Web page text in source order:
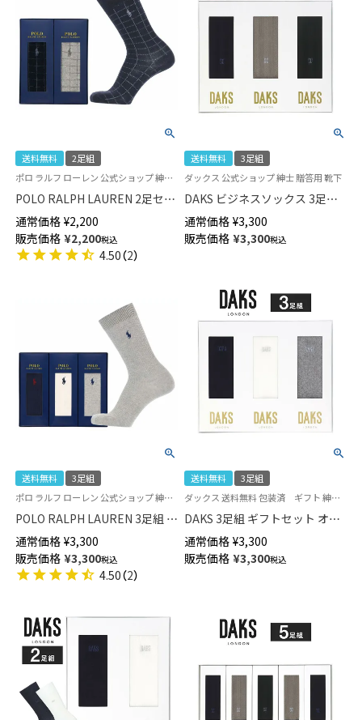
送料無料
2足組
ポロ ラルフ ローレン 公式ショップ 紳士 贈答用 靴下
POLO RALPH LAUREN 2足セッ
ト 箱入り ギフトセット 日本製
綿混 ワンポイント刺繍 格子柄
クルー丈 メンズ ソックス
02092178 ( PLC-20C ) giftset
通常価格 ¥2,200
販売価格 ¥2,200税込
4.50（2）
送料無料
3足組
ダックス 公式ショップ 紳士 贈答用 靴下
DAKS ビジネスソックス 3足組
ギフトセット 綿100％ オールシ
ーズン用 クルー丈 メンズ 日本
製 包装済 02534008（DA-30）
通常価格 ¥3,300
販売価格 ¥3,300税込
送料無料
3足組
ポロ ラルフ ローレン 公式ショップ 紳士 贈答用 靴下
POLO RALPH LAUREN 3足組 ギ
フトセット 綿混 ワンポイント
刺繍 無地リブ クルー丈 カジュ
アル ソックス メンズ 02092177
( PLC-30 ) giftset
通常価格 ¥3,300
販売価格 ¥3,300税込
4.50（2）
送料無料
3足組
ダックス 送料無料 包装済 ギフト 紳士 贈答用 靴下
DAKS 3足組 ギフトセット オー
ルシーズン用 スーピマ綿 リブ
クルー丈 カジュアル ソックス
メンズ 02534016（DAC-30）
通常価格 ¥3,300
販売価格 ¥3,300税込